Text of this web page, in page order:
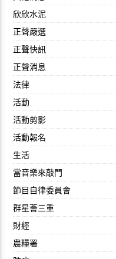
欣欣水泥
正聲嚴選
正聲快訊
正聲消息
法律
活動
活動剪影
活動報名
生活
當音樂來敲門
節目自律委員會
群星薈三重
財經
農糧署